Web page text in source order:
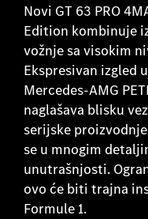
Novi GT 63 PRO
Edition kombinuje
vožnje sa visokim
Ekspresivan izgled
Mercedes-AMG
naglašava blisku
serijske
se u mnogim
unutrašnjosti.
ovo će biti trajna
Formule 1.